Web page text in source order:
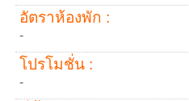
อัตราห้องพัก :
-
โปรโมชั่น :
-